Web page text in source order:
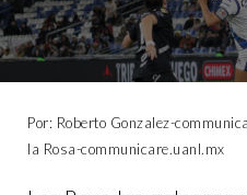
Por: Roberto Gonzalez-
la Rosa-communicare.uanl.mx